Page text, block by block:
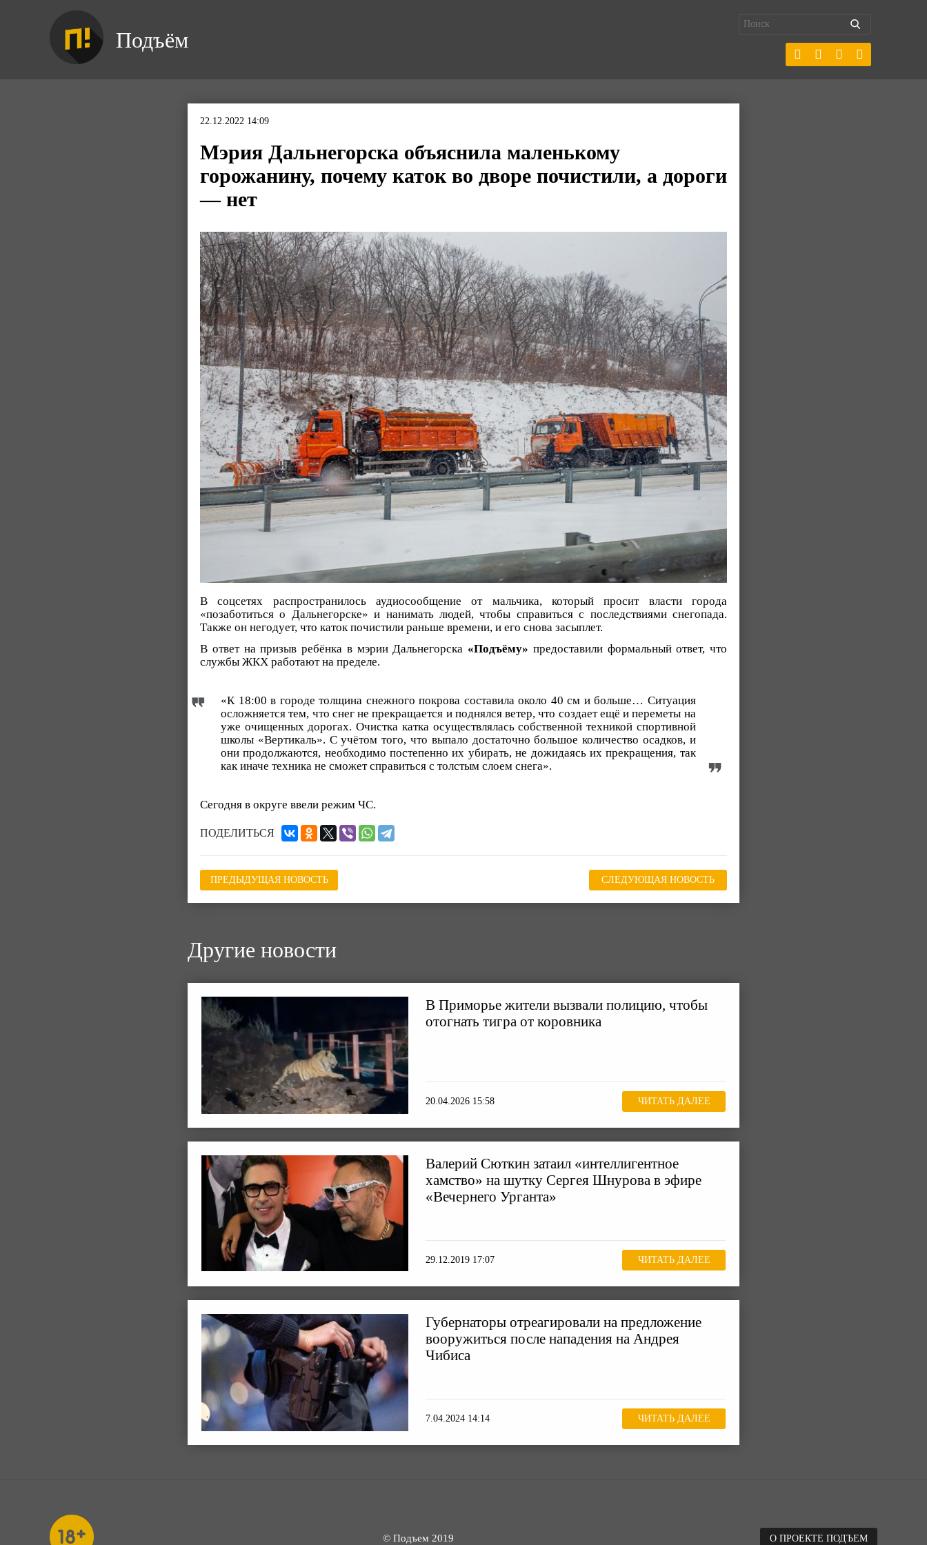
Подъём
22.12.2022 14:09
Мэрия Дальнегорска объяснила маленькому
горожанину, почему каток во дворе почистили, а дороги
— нет
В соцсетях распространилось аудиосообщение от мальчика, который просит власти города
«позаботиться о Дальнегорске» и нанимать людей, чтобы справиться с последствиями снегопада.
Также он негодует, что каток почистили раньше времени, и его снова засыплет.
В ответ на призыв ребёнка в мэрии Дальнегорска «Подъёму» предоставили формальный ответ, что
службы ЖКХ работают на пределе.
«К 18:00 в городе толщина снежного покрова составила около 40 см и больше… Ситуация
осложняется тем, что снег не прекращается и поднялся ветер, что создает ещё и переметы на
уже очищенных дорогах. Очистка катка осуществлялась собственной техникой спортивной
школы «Вертикаль». С учётом того, что выпало достаточно большое количество осадков, и
они продолжаются, необходимо постепенно их убирать, не дожидаясь их прекращения, так
как иначе техника не сможет справиться с толстым слоем снега».
Сегодня в округе ввели режим ЧС.
ПОДЕЛИТЬСЯ
ПРЕДЫДУЩАЯ НОВОСТЬ СЛЕДУЮЩАЯ НОВОСТЬ
Другие новости
В Приморье жители вызвали полицию, чтобы
отогнать тигра от коровника
20.04.2026 15:58 ЧИТАТЬ ДАЛЕЕ
Валерий Сюткин затаил «интеллигентное
хамство» на шутку Сергея Шнурова в эфире
«Вечернего Урганта»
29.12.2019 17:07 ЧИТАТЬ ДАЛЕЕ
Губернаторы отреагировали на предложение
вооружиться после нападения на Андрея
Чибиса
7.04.2024 14:14 ЧИТАТЬ ДАЛЕЕ
© Подъем 2019 О ПРОЕКТЕ ПОДЪЕМ